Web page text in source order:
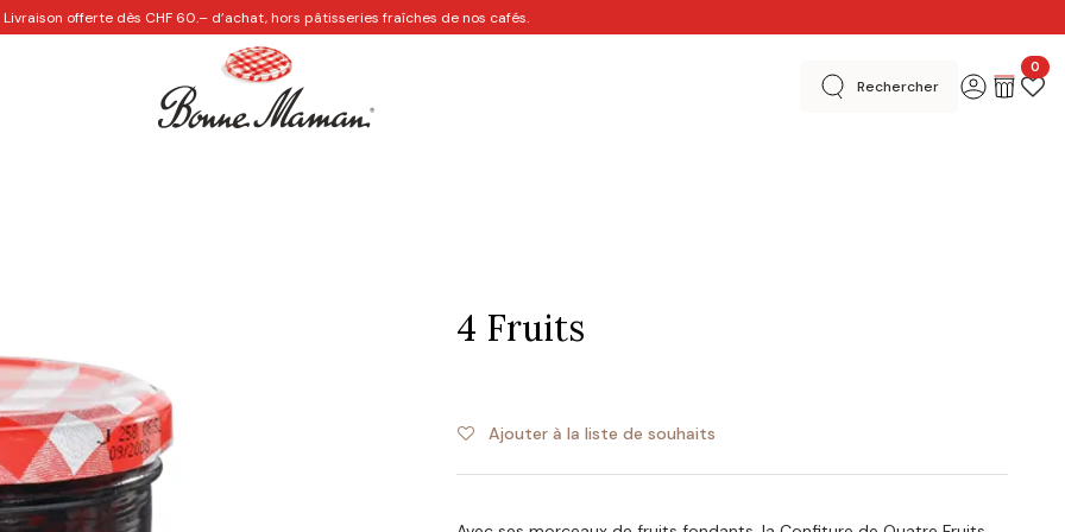
Livraison offerte dès CHF 60.– d’achat, hors pâtisseries fraîches de nos cafés.
Rechercher
0
4 Fruits
Ajouter à la liste de souhaits